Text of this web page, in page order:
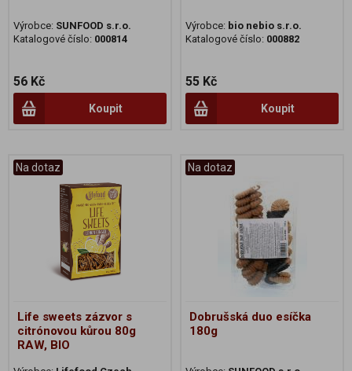
Výrobce: SUNFOOD s.r.o.
Katalogové číslo: 000814
56 Kč
Koupit
Výrobce: bio nebio s.r.o.
Katalogové číslo: 000882
55 Kč
Koupit
Na dotaz
Life sweets zázvor s
citrónovou kůrou 80g
RAW, BIO
Na dotaz
Dobrušská duo esíčka
180g